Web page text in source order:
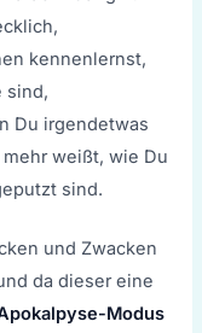
kennenlernst,
sind,
Du irgendetwas
weißt, wie Du
sind.
und Zwacken
da dieser eine
Modus